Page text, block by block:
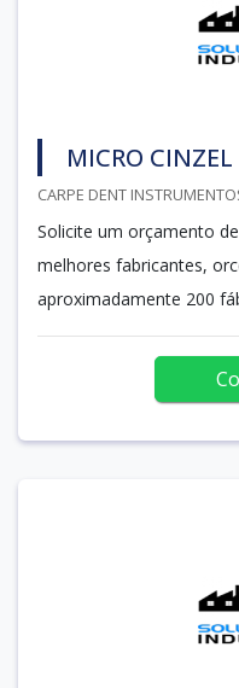
MICRO
CARPE DENT
Solicite um orçamento
melhores fabricantes,
aproximadamente 200